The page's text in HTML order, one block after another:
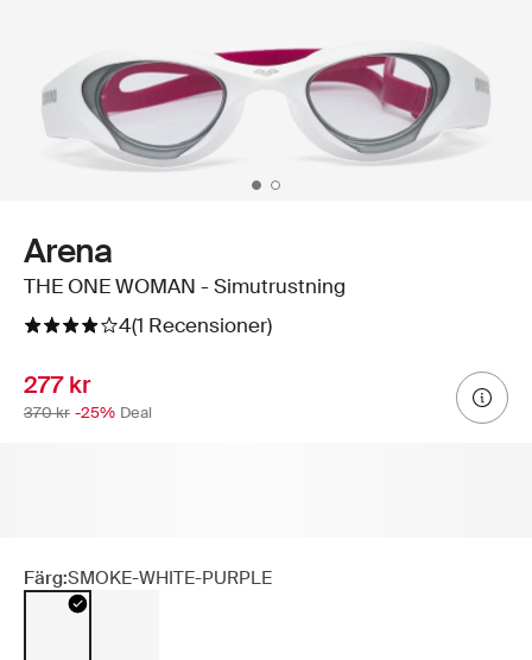
Arena
THE ONE WOMAN - Simutrustning
4(1 Recensioner)
277 kr
370 kr -25% Deal
Färg:SMOKE-WHITE-PURPLE